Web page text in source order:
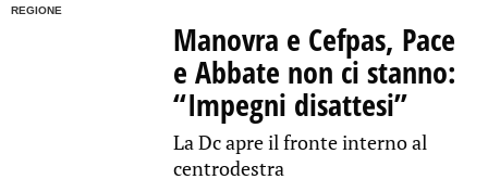
REGIONE
Manovra e Cefpas, Pace
e Abbate non ci stanno:
“Impegni disattesi”
La Dc apre il fronte interno al
centrodestra